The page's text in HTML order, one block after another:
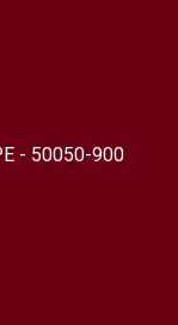
- 50050-900